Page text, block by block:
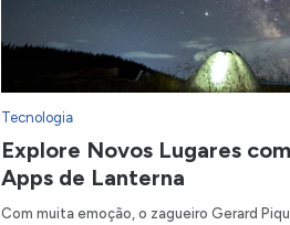
Tecnologia
Explore Novos Lugares
Apps de Lanterna
Com muita emoção, o zagueiro Gerard